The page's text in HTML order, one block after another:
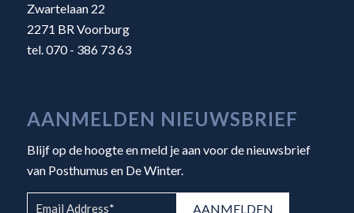
Zwartelaan 22
2271 BR Voorburg
tel. 070 - 386 73 63
AANMELDEN NIEUWSBRIEF
Blijf op de hoogte en meld je aan voor de nieuwsbrief
van Posthumus en De Winter.